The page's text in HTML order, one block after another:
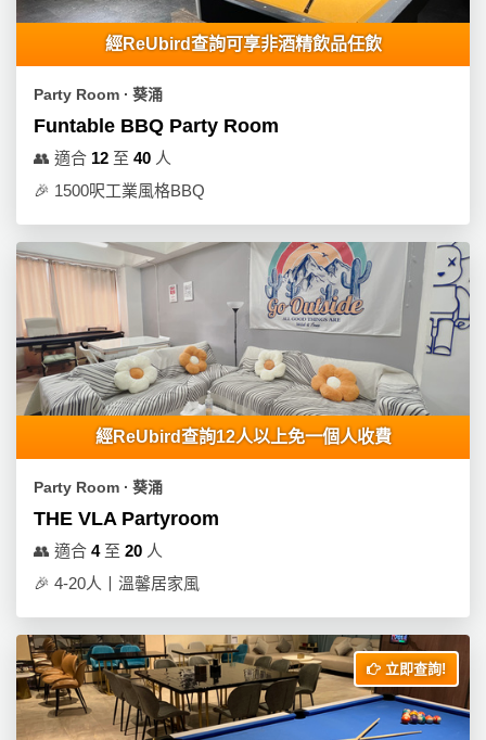
經ReUbird查詢可享非酒精飲品任飲
Party Room ∙ 葵涌
Funtable BBQ Party Room
👥 適合 12 至 40 人
🎉 1500呎工業風格BBQ
經ReUbird查詢12人以上免一個人收費
Party Room ∙ 葵涌
THE VLA Partyroom
👥 適合 4至 20 人
🎉 4-20人丨溫馨居家風
立即查詢!